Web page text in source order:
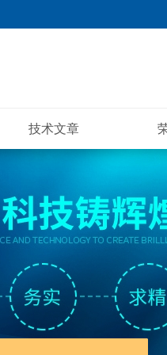
技术文章